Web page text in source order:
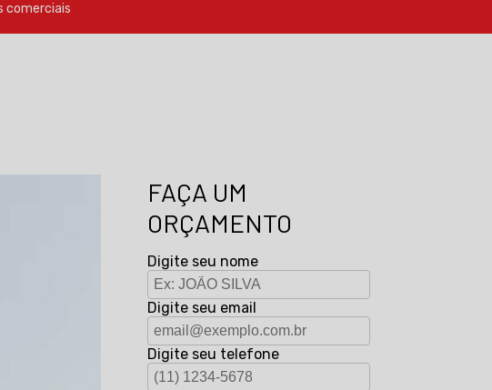
comerciais
FAÇA UM
ORÇAMENTO
Digite seu nome
Digite seu email
Digite seu telefone